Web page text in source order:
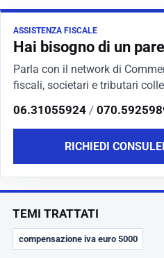
ASSISTENZA FISCALE
Hai bisogno di un
Parla con il network di
fiscali, societari e tributari
06.31055924 /
RICHIEDI
TEMI TRATTATI
compensazione iva euro 5000